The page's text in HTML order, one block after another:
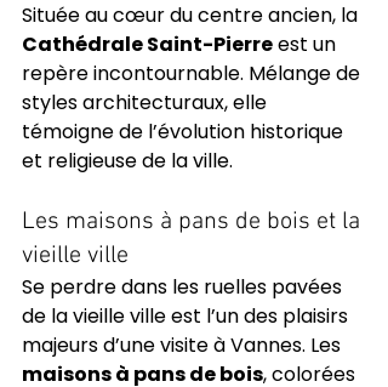
Située au cœur du centre ancien, la
Cathédrale Saint-Pierre est un
repère incontournable. Mélange de
styles architecturaux, elle
témoigne de l’évolution historique
et religieuse de la ville.
Les maisons à pans de bois et la
vieille ville
Se perdre dans les ruelles pavées
de la vieille ville est l’un des plaisirs
majeurs d’une visite à Vannes. Les
maisons à pans de bois, colorées